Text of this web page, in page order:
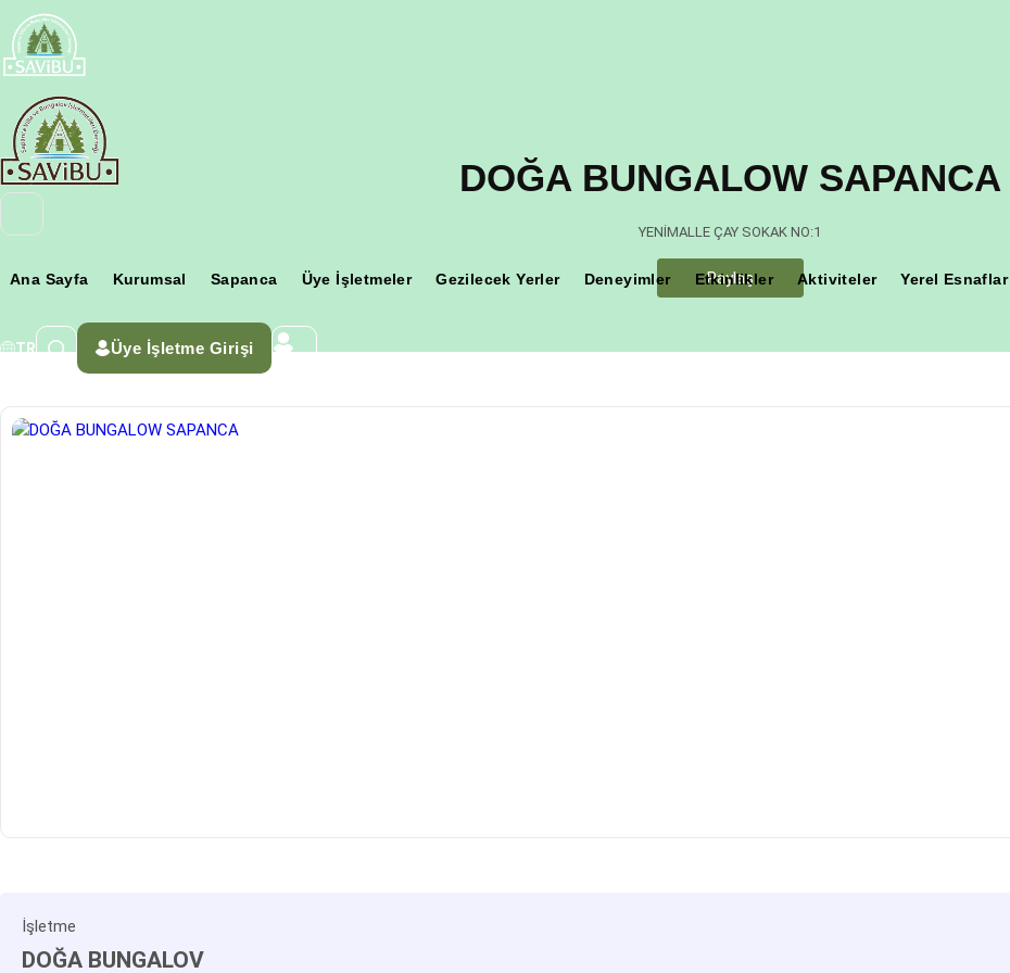
Ana Sayfa Kurumsal Sapanca Üye İşletmeler Gezilecek Yerler Deneyimler Etkinlikler Aktiviteler Yerel Esnaflar
TR Üye İşletme Girişi
DOĞA BUNGALOW SAPANCA
YENİMALLE ÇAY SOKAK NO:1
Paylaş
Teşekkür Ederiz
İşletme
DOĞA BUNGALOV